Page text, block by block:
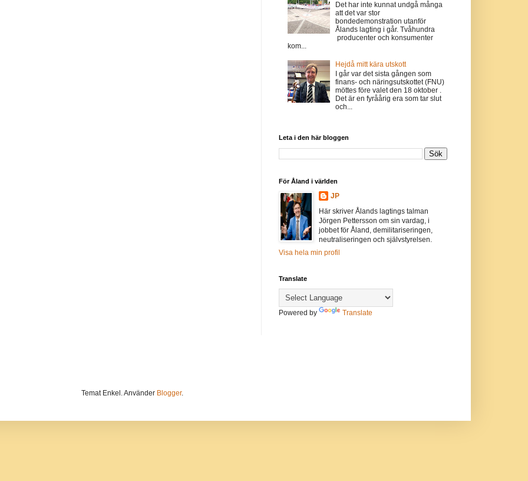
Det har inte kunnat undgå många
att det var stor
bondedemonstration utanför
Ålands lagting i går. Tvåhundra
producenter och konsumenter
kom...
Hejdå mitt kära utskott
I går var det sista gången som
finans- och näringsutskottet (FNU)
möttes före valet den 18 oktober .
Det är en fyråårig era som tar slut
och...
Leta i den här bloggen
För Åland i världen
JP
Här skriver Ålands lagtings talman
Jörgen Pettersson om sin vardag, i
jobbet för Åland, demilitariseringen,
neutraliseringen och självstyrelsen.
Visa hela min profil
Translate
Powered by Translate
Temat Enkel. Använder Blogger.